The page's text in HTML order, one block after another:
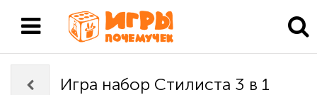
Игра набор Стилиста 3 в 1